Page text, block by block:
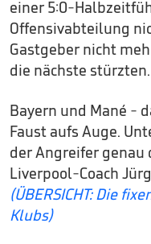
einer 5:0-
Offensivabteilung
Gastgeber nicht
die nächste stürzten.
Bayern und Mané -
Faust aufs Auge.
der Angreifer genau
Liverpool-Coach
(ÜBERSICHT: Die
Klubs)